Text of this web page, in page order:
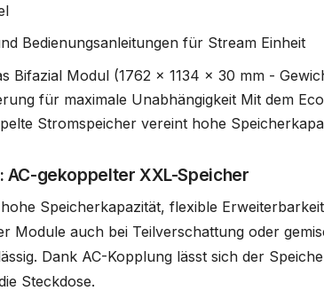
Bedienungsanleitungen für Stream Einheit
Bifazial Modul (1762 x 1134 x 30 mm -
für maximale Unabhängigkeit Mit dem
Stromspeicher vereint hohe
AC-gekoppelter XXL-Speicher
Speicherkapazität, flexible
Module auch bei Teilverschattung oder
Dank AC-Kopplung lässt sich der
Steckdose.